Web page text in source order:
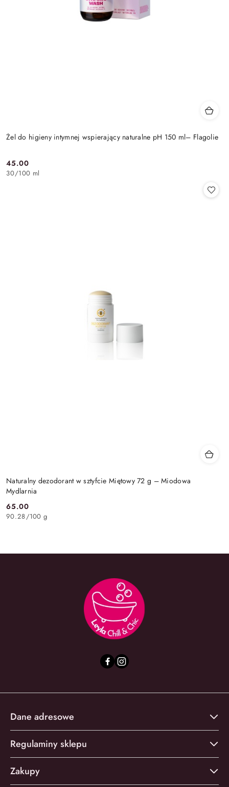
Żel do higieny intymnej wspierający naturalne pH 150 ml– Flagolie
Cena:
45.00
30/100 ml
Naturalny dezodorant w sztyfcie Miętowy 72 g – Miodowa
Mydlarnia
Cena:
65.00
90.28/100 g
Dane adresowe
Regulaminy sklepu
Zakupy